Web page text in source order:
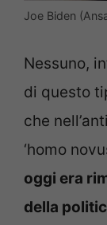
Joe Biden
Nessuno,
di questo
che
‘homo
oggi era
della